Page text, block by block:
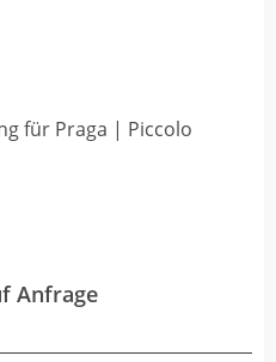
für Praga | Piccolo
Anfrage